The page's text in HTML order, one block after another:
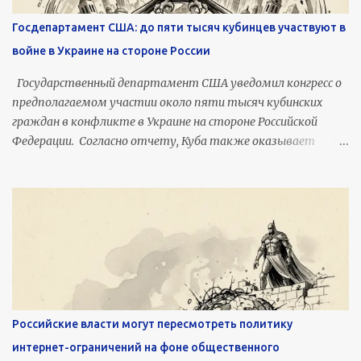
Госдепартамент США: до пяти тысяч кубинцев участвуют в
войне в Украине на стороне России
Государственный департамент США уведомил конгресс о
предполагаемом участии около пяти тысяч кубинских
граждан в конфликте в Украине на стороне Российской
Федерации. Согласно отчету, Куба также оказывает
сознательно допускало, способствовало или выборочно
облегчало отправку военнослужащих из Кубы в Россию.
Отмечается, что, даже если прямое участие кубинских
властей в организации перевозок не зафиксировано
официально, оно имело место. По данным
Госдепартамента, граждане Кубы составляют одну из
наиболее многочисленных идентифицируемых групп
иностранных наемников, поддерживающих военные
Российские власти могут пересмотреть политику
интернет-ограничений на фоне общественного